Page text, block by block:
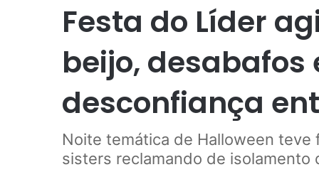
Festa do Líder
beijo, desabafos
desconfiança
Noite temática de Halloween
sisters reclamando de isolamento